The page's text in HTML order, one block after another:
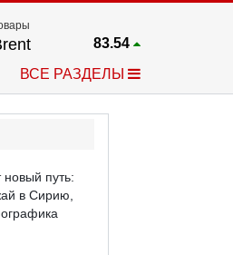
83.54
Платина
2.628
ВСЕ РАЗДЕЛЫ
путь:
в Сирию,